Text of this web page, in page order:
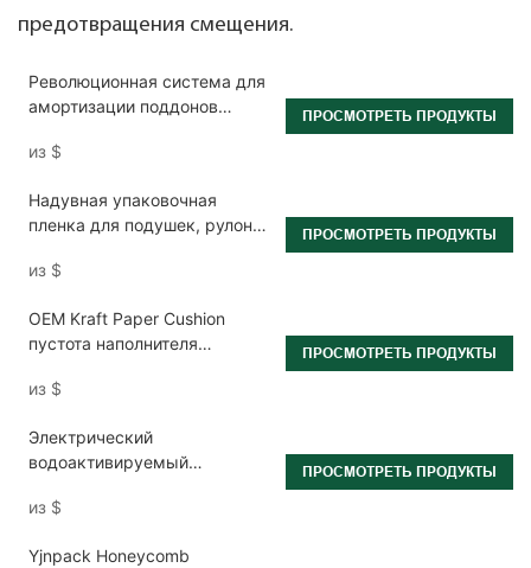
предотвращения смещения.
Революционная система для
амортизации поддонов
предназначенная для
логистических условиях.
из $
ПРОСМОТРЕТЬ ПРОДУКТЫ
Надувная упаковочная
пленка для подушек, рулон
из $
ПРОСМОТРЕТЬ ПРОДУКТЫ
OEM Kraft Paper Cushion
пустота наполнителя
из $
ПРОСМОТРЕТЬ ПРОДУКТЫ
Электрический
водоактивируемый
ленты NT-AT 3.0
из $
ПРОСМОТРЕТЬ ПРОДУКТЫ
Yjnpack Honeycomb